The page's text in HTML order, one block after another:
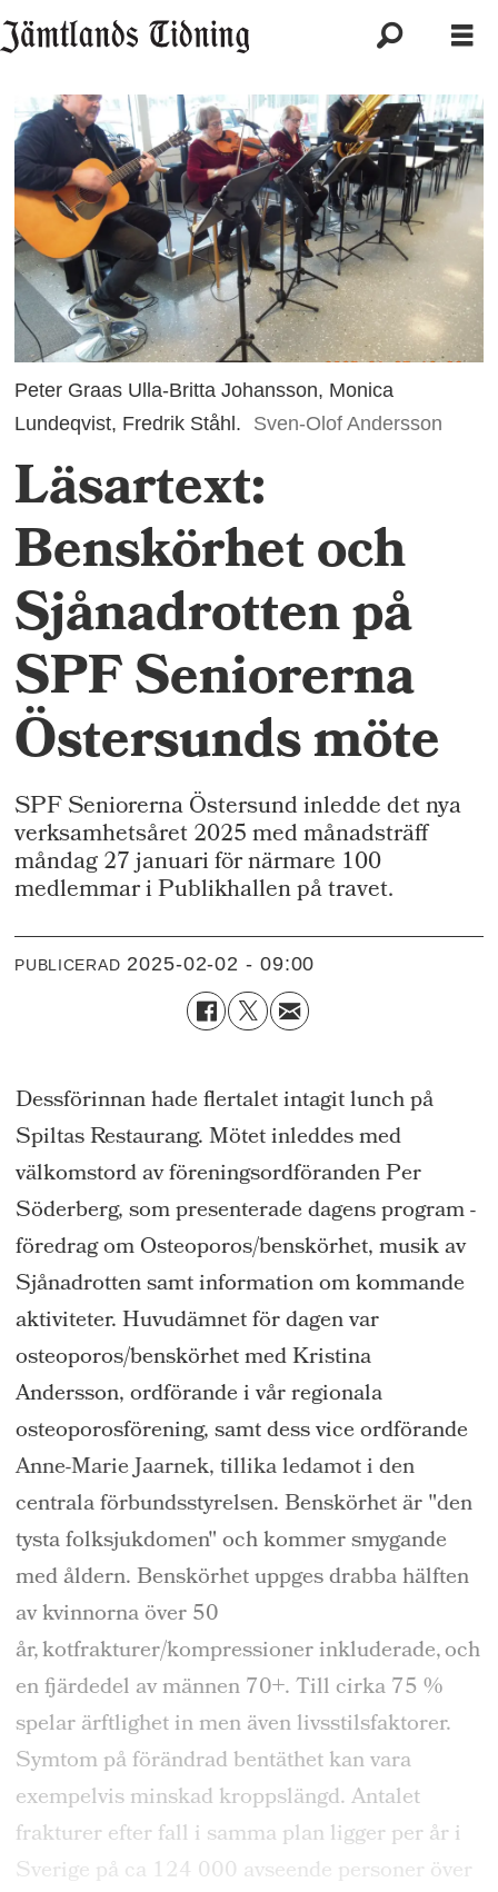
Peter Graas Ulla-Britta Johansson, Monica
Lundeqvist, Fredrik Ståhl.
Sven-Olof Andersson
Läsartext:
Benskörhet och
Sjånadrotten på
SPF Seniorerna
Östersunds möte
SPF Seniorerna Östersund inledde det nya
verksamhetsåret 2025 med månadsträff
måndag 27 januari för närmare 100
medlemmar i Publikhallen på travet.
PUBLICERAD 2025-02-02 - 09:00
Dessförinnan hade flertalet intagit lunch på
Spiltas Restaurang. Mötet inleddes med
välkomstord av föreningsordföranden Per
Söderberg, som presenterade dagens program -
föredrag om Osteoporos/benskörhet, musik av
Sjånadrotten samt information om kommande
aktiviteter. Huvudämnet för dagen var
osteoporos/benskörhet med Kristina
Andersson, ordförande i vår regionala
osteoporosförening, samt dess vice ordförande
Anne-Marie Jaarnek, tillika ledamot i den
centrala förbundsstyrelsen. Benskörhet är "den
tysta folksjukdomen" och kommer smygande
med åldern. Benskörhet uppges drabba hälften
av kvinnorna över 50
år, kotfrakturer/kompressioner inkluderade, och
en fjärdedel av männen 70+. Till cirka 75 %
spelar ärftlighet in men även livsstilsfaktorer.
Symtom på förändrad bentäthet kan vara
exempelvis minskad kroppslängd. Antalet
frakturer efter fall i samma plan ligger per år i
Sverige på ca 124 000 avseende personer över